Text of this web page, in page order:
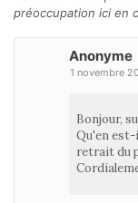
préoccupation ici en
Anonyme
1 novembre
Bonjour,
Qu'en est-
retrait du